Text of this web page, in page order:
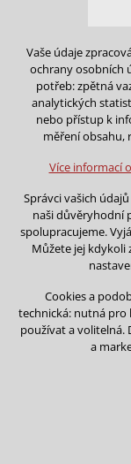
Technická cookies
nutná pro
udržení
případná
Volitelná cookies
analytická pro
návštěvnosti
marketingová
Více informací
Vaše údaje
ochrany osobních
potřeb: zpětná
analytických
nebo přístup k
měření obsahu,
Více informací
Správci vašich
naši důvěryhodní
spolupracujeme.
Můžete jej
Cookies a
technická: nutná pro
používat a volitelná.
a